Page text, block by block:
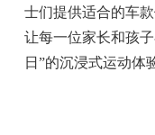
士们提供适合的车
让每一位家长和孩
日”的沉浸式运动体